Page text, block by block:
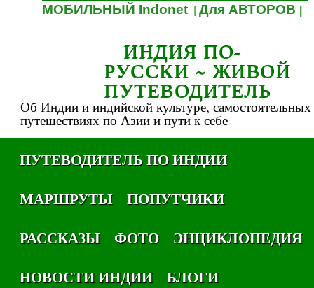
МОБИЛЬНЫЙ Indonet |Для АВТОРОВ
ИНДИЯ ПО-
РУССКИ ~ ЖИВОЙ
ПУТЕВОДИТЕЛЬ
Об Индии и индийской культуре, самостоятельных
путешествиях по Азии и пути к себе
ПУТЕВОДИТЕЛЬ ПО ИНДИИ
МАРШРУТЫ
ПОПУТЧИКИ
РАССКАЗЫ
ФОТО
ЭНЦИКЛОПЕДИЯ
НОВОСТИ ИНДИИ
БЛОГИ